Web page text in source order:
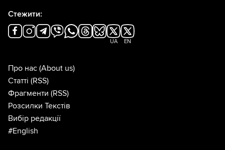
Стежити:
UA EN
Про нас (About us)
Статті (RSS)
Фрагменти (RSS)
Розсилки Текстів
Вибір редакції
#English